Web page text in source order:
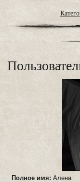
Полное имя: Алена